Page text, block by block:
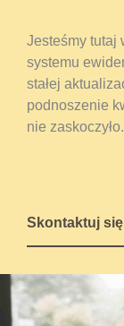
Jesteśmy tutaj
systemu
stałej
podnoszenie
nie zaskoczyło.
Skontaktuj